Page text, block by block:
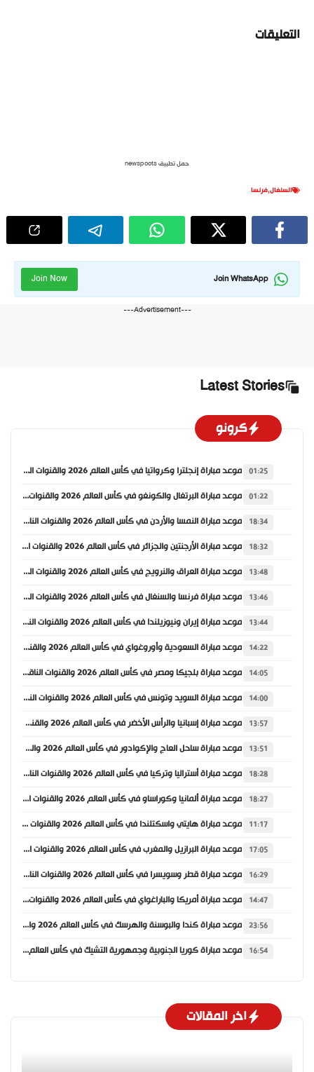
التعليقات
حمل تطبيق newspoots
السنغال,فرنسا
Join WhatsApp
Join Now
---Advertisement---
Latest Stories
كرونو
01:25 موعد مباراة إنجلترا وكرواتيا في كأس العالم 2026 والقنوات الناقلة
01:22 موعد مباراة البرتغال والكونغو في كأس العالم 2026 والقنوات الناقلة
18:34 موعد مباراة النمسا والأردن في كأس العالم 2026 والقنوات الناقلة
18:32 موعد مباراة الأرجنتين والجزائر في كأس العالم 2026 والقنوات الناقلة
13:48 موعد مباراة العراق والنرويج في كأس العالم 2026 والقنوات الناقلة
13:46 موعد مباراة فرنسا والسنغال في كأس العالم 2026 والقنوات الناقلة
13:44 موعد مباراة إيران ونيوزيلندا في كأس العالم 2026 والقنوات الناقلة
14:22 موعد مباراة السعودية وأوروغواي في كأس العالم 2026 والقنوات الناقلة
14:05 موعد مباراة بلجيكا ومصر في كأس العالم 2026 والقنوات الناقلة
14:00 موعد مباراة السويد وتونس في كأس العالم 2026 والقنوات الناقلة
13:57 موعد مباراة إسبانيا والرأس الأخضر في كأس العالم 2026 والقنوات الناقلة
13:51 موعد مباراة ساحل العاج والإكوادور في كأس العالم 2026 والقنوات الناقلة
18:28 موعد مباراة أستراليا وتركيا في كأس العالم 2026 والقنوات الناقلة
18:27 موعد مباراة ألمانيا وكوراساو في كأس العالم 2026 والقنوات الناقلة
11:17 موعد مباراة هايتي واسكتلندا في كأس العالم 2026 والقنوات الناقلة
17:05 موعد مباراة البرازيل والمغرب في كأس العالم 2026 والقنوات الناقلة
16:29 موعد مباراة قطر وسويسرا في كأس العالم 2026 والقنوات الناقلة
14:47 موعد مباراة أمريكا والباراغواي في كأس العالم 2026 والقنوات الناقلة
23:56 موعد مباراة كندا والبوسنة والهرسك في كأس العالم 2026 والقنوات الناقلة
16:54 موعد مباراة كوريا الجنوبية وجمهورية التشيك في كأس العالم 2026 والقنوات الناقلة
اخر المقالات